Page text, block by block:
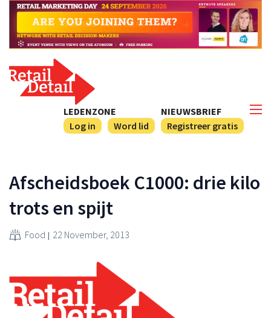
NIEUWSBRIEF
Registreer gratis
LEDENZONE
Log in
Word lid
Afscheidsboek C1000: drie kilo
trots en spijt
Food 22 November, 2013